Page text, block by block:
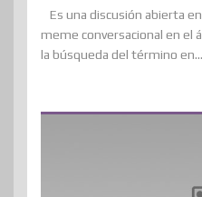
Es una discusión abierta
meme conversacional en el
la búsqueda del término